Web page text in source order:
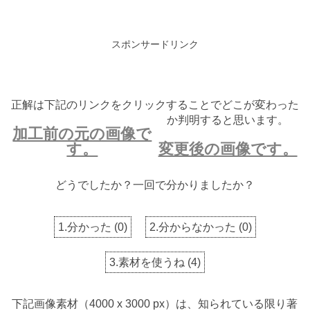
スポンサードリンク
正解は下記のリンクをクリックすることでどこが変わった
か判明すると思います。
加工前の元の画像で
す。
変更後の画像です。
どうでしたか？一回で分かりましたか？
1.分かった (0) 2.分からなかった (0)
3.素材を使うね (4)
下記画像素材（4000 x 3000 px）は、知られている限り著